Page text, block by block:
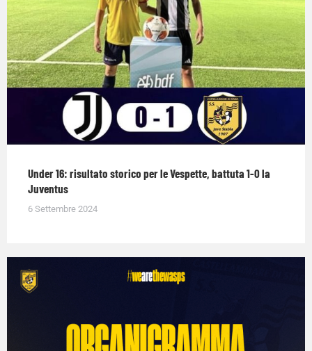
Under 16: risultato storico per le Vespette, battuta 1-0 la
Juventus
6 Settembre 2024